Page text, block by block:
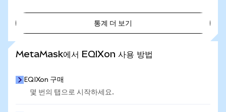
통계 더 보기
MetaMask에서 EQIXon 사용 방법
EQIXon 구매
몇 번의 탭으로 시작하세요.